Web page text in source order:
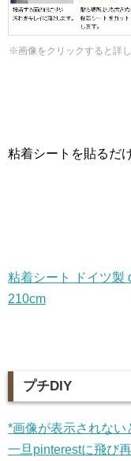
※画像をクリックすると詳
粘着シートを貼るだ
粘着シート ドイツ製
210cm
プチDIY
*画像が表示されない
一旦pinterestに飛び